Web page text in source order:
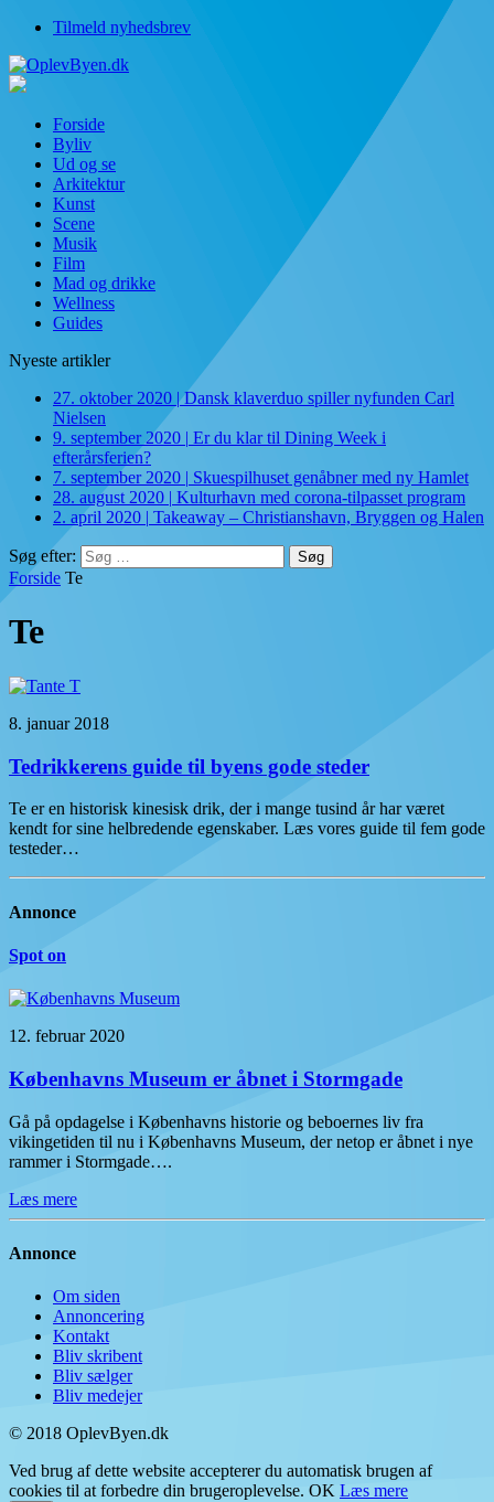
Tilmeld nyhedsbrev
Forside
Byliv
Ud og se
Arkitektur
Kunst
Scene
Musik
Film
Mad og drikke
Wellness
Guides
Nyeste artikler
27. oktober 2020 | Dansk klaverduo spiller nyfunden Carl
Nielsen
9. september 2020 | Er du klar til Dining Week i
efterårsferien?
7. september 2020 | Skuespilhuset genåbner med ny Hamlet
28. august 2020 | Kulturhavn med corona-tilpasset program
2. april 2020 | Takeaway – Christianshavn, Bryggen og Halen
Søg efter:
Forside Te
Te
8. januar 2018
Tedrikkerens guide til byens gode steder
Te er en historisk kinesisk drik, der i mange tusind år har været
kendt for sine helbredende egenskaber. Læs vores guide til fem gode
testeder…
Annonce
Spot on
12. februar 2020
Københavns Museum er åbnet i Stormgade
Gå på opdagelse i Københavns historie og beboernes liv fra
vikingetiden til nu i Københavns Museum, der netop er åbnet i nye
rammer i Stormgade….
Læs mere
Annonce
Om siden
Annoncering
Kontakt
Bliv skribent
Bliv sælger
Bliv medejer
© 2018 OplevByen.dk
Ved brug af dette website accepterer du automatisk brugen af
cookies til at forbedre din brugeroplevelse. OK Læs mere